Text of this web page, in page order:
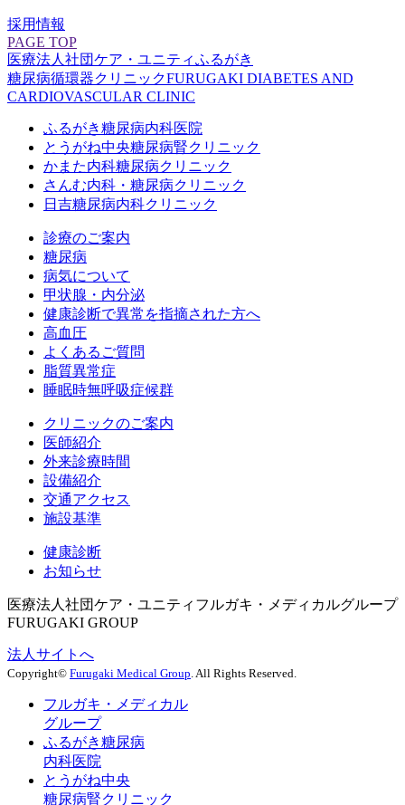
採用情報
PAGE TOP
医療法人社団ケア・ユニティふるがき
糖尿病循環器クリニックFURUGAKI DIABETES AND
CARDIOVASCULAR CLINIC
ふるがき糖尿病内科医院
とうがね中央糖尿病腎クリニック
かまた内科糖尿病クリニック
さんむ内科・糖尿病クリニック
日吉糖尿病内科クリニック
診療のご案内
糖尿病
病気について
甲状腺・内分泌
健康診断で異常を指摘された方へ
高血圧
よくあるご質問
脂質異常症
睡眠時無呼吸症候群
クリニックのご案内
医師紹介
外来診療時間
設備紹介
交通アクセス
施設基準
健康診断
お知らせ
医療法人社団ケア・ユニティ フルガキ・メディカルグループ
FURUGAKI GROUP
法人サイトへ
Copyright© Furugaki Medical Group. All Rights Reserved.
フルガキ・メディカル
グループ
ふるがき糖尿病
内科医院
とうがね中央
糖尿病腎クリニック